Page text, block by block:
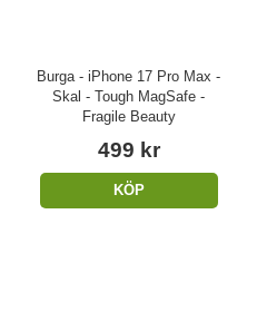
Burga - iPhone 17 Pro Max -
Skal - Tough MagSafe -
Fragile Beauty
499 kr
KÖP